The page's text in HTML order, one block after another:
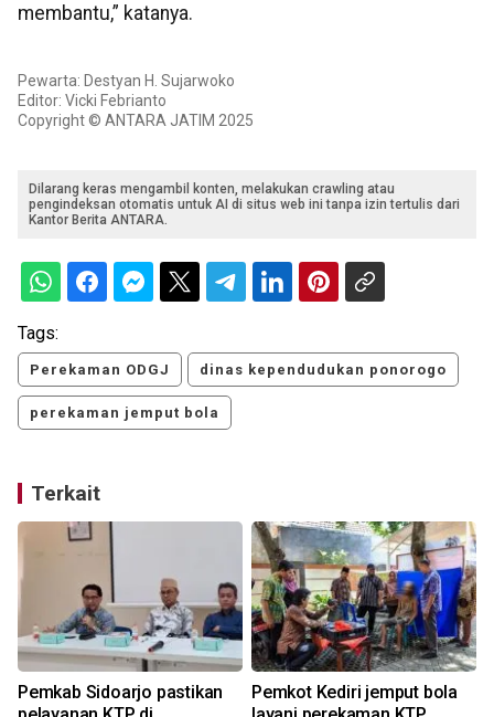
membantu,” katanya.
Pewarta: Destyan H. Sujarwoko
Editor: Vicki Febrianto
Copyright © ANTARA JATIM 2025
Dilarang keras mengambil konten, melakukan crawling atau
pengindeksan otomatis untuk AI di situs web ini tanpa izin tertulis dari
Kantor Berita ANTARA.
Tags:
Perekaman ODGJ dinas kependudukan ponorogo
perekaman jemput bola
Terkait
Pemkab Sidoarjo pastikan
Pemkot Kediri jemput bola